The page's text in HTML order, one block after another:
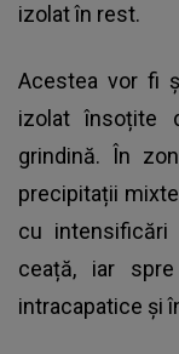
izolat în rest.
Acestea vor fi
izolat însoțite
grindină. În
precipitații
cu
ceață, iar
intracapatice și